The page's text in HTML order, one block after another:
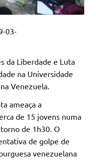
da Liberdade e Luta
na Universidade
Venezuela.
ameaça a
de 15 jovens numa
de 1h30. O
de golpe de
venezuelana